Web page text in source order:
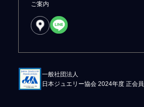
ご案内
一般社団法人
日本ジュエリー協会 2024年度 正会員